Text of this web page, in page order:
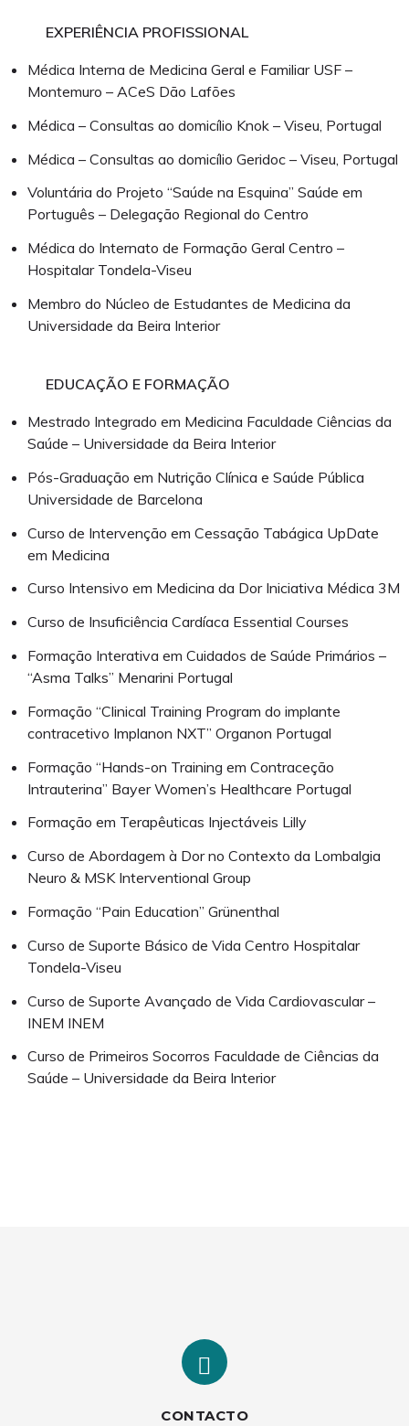
Deixar de Fumar
Medicina Geral e Familiar
Marcar Consulta
EXPERIÊNCIA PROFISSIONAL
Médica Interna de Medicina Geral e Familiar USF –
Montemuro – ACeS Dão Lafões
Médica – Consultas ao domicílio Knok – Viseu, Portugal
Médica – Consultas ao domicílio Geridoc – Viseu, Portugal
Voluntária do Projeto “Saúde na Esquina” Saúde em
Português – Delegação Regional do Centro
Médica do Internato de Formação Geral Centro –
Hospitalar Tondela-Viseu
Membro do Núcleo de Estudantes de Medicina da
Universidade da Beira Interior
EDUCAÇÃO E FORMAÇÃO
Mestrado Integrado em Medicina Faculdade Ciências da
Saúde – Universidade da Beira Interior
Pós-Graduação em Nutrição Clínica e Saúde Pública
Universidade de Barcelona
Curso de Intervenção em Cessação Tabágica UpDate
em Medicina
Curso Intensivo em Medicina da Dor Iniciativa Médica 3M
Curso de Insuficiência Cardíaca Essential Courses
Formação Interativa em Cuidados de Saúde Primários –
“Asma Talks” Menarini Portugal
Formação “Clinical Training Program do implante
contracetivo Implanon NXT” Organon Portugal
Formação “Hands-on Training em Contraceção
Intrauterina” Bayer Women’s Healthcare Portugal
Formação em Terapêuticas Injectáveis Lilly
Curso de Abordagem à Dor no Contexto da Lombalgia
Neuro & MSK Interventional Group
Formação “Pain Education” Grünenthal
Curso de Suporte Básico de Vida Centro Hospitalar
Tondela-Viseu
Curso de Suporte Avançado de Vida Cardiovascular –
INEM INEM
Curso de Primeiros Socorros Faculdade de Ciências da
Saúde – Universidade da Beira Interior
CONTACTO